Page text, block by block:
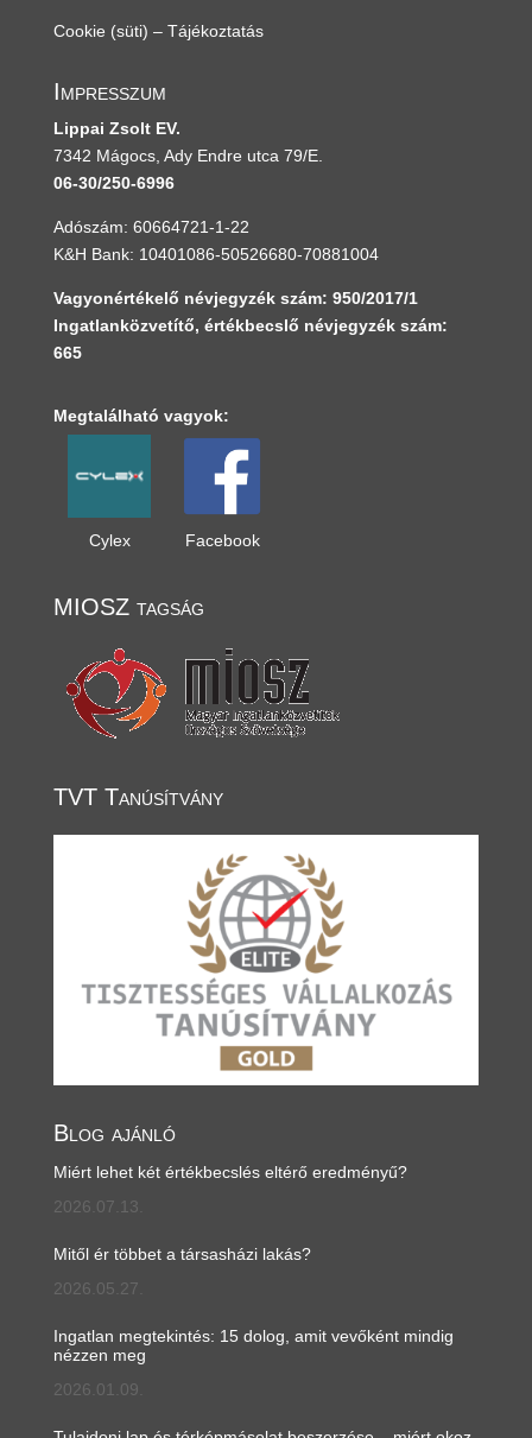
Cookie (süti) – Tájékoztatás
Impresszum
Lippai Zsolt EV.
7342 Mágocs, Ady Endre utca 79/E.
06-30/250-6996
Adószám: 60664721-1-22
K&H Bank: 10401086-50526680-70881004
Vagyonértékelő névjegyzék szám: 950/2017/1
Ingatlanközvetítő, értékbecslő névjegyzék szám:
665
Megtalálható vagyok:
Cylex Facebook
MIOSZ tagság
TVT Tanúsítvány
Blog ajánló
Miért lehet két értékbecslés eltérő eredményű?
2026.07.13.
Mitől ér többet a társasházi lakás?
2026.05.27.
Ingatlan megtekintés: 15 dolog, amit vevőként mindig
nézzen meg
2026.01.09.